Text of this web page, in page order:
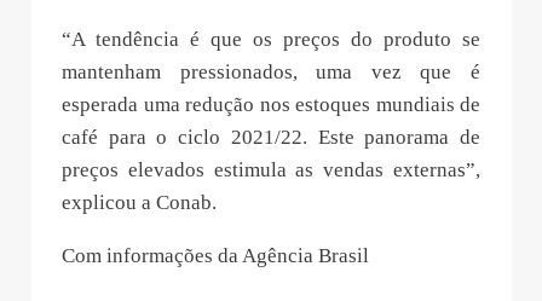
“A tendência é que os preços do produto se
mantenham pressionados, uma vez que é
esperada uma redução nos estoques mundiais de
café para o ciclo 2021/22. Este panorama de
preços elevados estimula as vendas externas”,
explicou a Conab.
Com informações da Agência Brasil